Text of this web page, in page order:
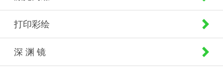
打印彩绘
深 渊 镜